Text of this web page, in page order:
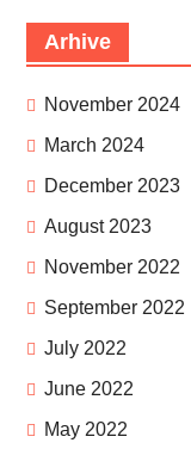
Arhive
November 2024
March 2024
December 2023
August 2023
November 2022
September 2022
July 2022
June 2022
May 2022